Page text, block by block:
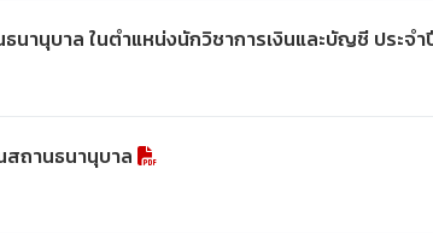
านุบาล ในตำแหน่งนักวิชาการเงินและบัญชี ประจ
สถานธนานุบาล